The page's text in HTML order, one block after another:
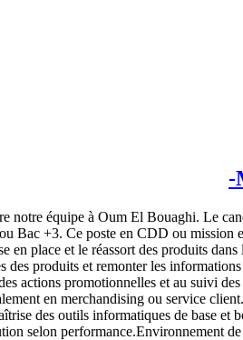
équipe à Oum El Bouaghi. Le
+3. Ce poste en CDD ou mission
place et le réassort des produits
produits et remonter les
actions promotionnelles et au suivi
en merchandising ou service
des outils informatiques de base
selon performance.Environnement